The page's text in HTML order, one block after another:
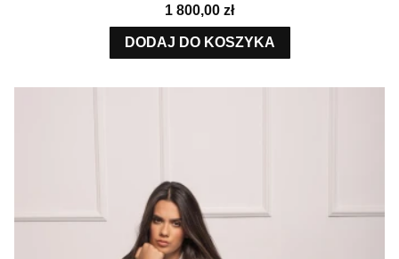
Cena
1 800,00 zł
DODAJ DO KOSZYKA